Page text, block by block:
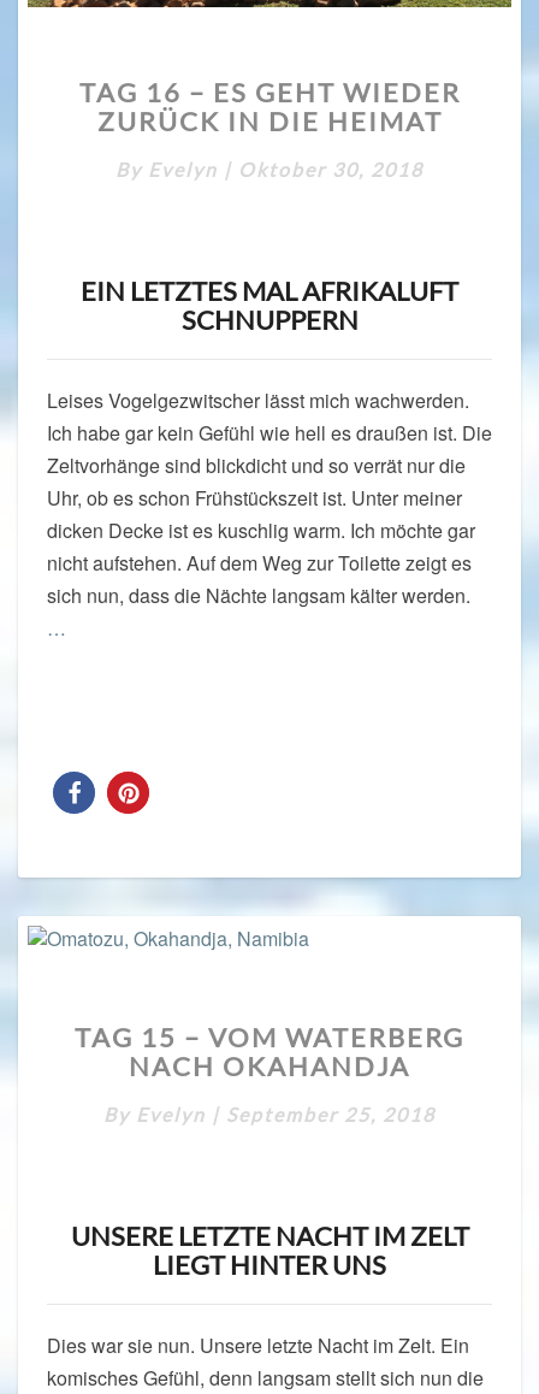
16
–
GEHT
DIE
HEIMAT
TAG 16 – ES GEHT WIEDER
ZURÜCK IN DIE HEIMAT
By Evelyn | Oktober 30, 2018
EIN LETZTES MAL AFRIKALUFT
SCHNUPPERN
Leises Vogelgezwitscher lässt mich wachwerden.
Ich habe gar kein Gefühl wie hell es draußen ist. Die
Zeltvorhänge sind blickdicht und so verrät nur die
Uhr, ob es schon Frühstückszeit ist. Unter meiner
dicken Decke ist es kuschlig warm. Ich möchte gar
nicht aufstehen. Auf dem Weg zur Toilette zeigt es
sich nun, dass die Nächte langsam kälter werden.
…
15
–
WATERBERG
TAG 15 – VOM WATERBERG
NACH OKAHANDJA
By Evelyn | September 25, 2018
UNSERE LETZTE NACHT IM ZELT
LIEGT HINTER UNS
Dies war sie nun. Unsere letzte Nacht im Zelt. Ein
komisches Gefühl, denn langsam stellt sich nun die